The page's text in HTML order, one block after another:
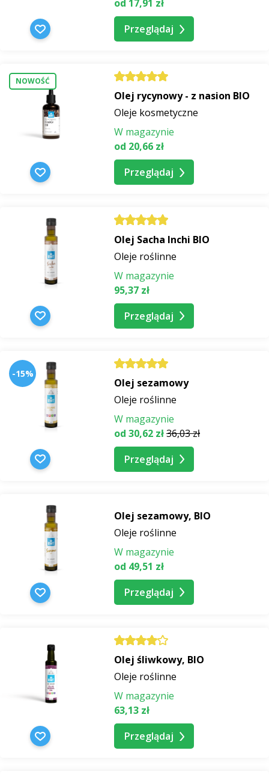
od 17,91 zł
Przeglądaj
NOWOŚĆ
Olej rycynowy - z nasion BIO
Oleje kosmetyczne
W magazynie
od 20,66 zł
Przeglądaj
Olej Sacha Inchi BIO
Oleje roślinne
W magazynie
95,37 zł
Przeglądaj
-15%
Olej sezamowy
Oleje roślinne
W magazynie
od 30,62 zł36,03 zł
Przeglądaj
Olej sezamowy, BIO
Oleje roślinne
W magazynie
od 49,51 zł
Przeglądaj
Olej śliwkowy, BIO
Oleje roślinne
W magazynie
63,13 zł
Przeglądaj